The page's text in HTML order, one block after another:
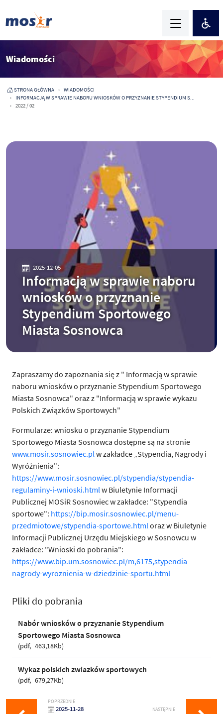
Wiadomości
STRONA GŁÓWNA
WIADOMOŚCI
INFORMACJĄ W SPRAWIE NABORU WNIOSKÓW O PRZYZNANIE STYPENDIUM S...
2022 / 02
2025-12-05
Informacją w sprawie naboru
wniosków o przyznanie
Stypendium Sportowego
Miasta Sosnowca
Zapraszamy do zapoznania się z " Informacją w sprawie
naboru wniosków o przyznanie Stypendium Sportowego
Miasta Sosnowca" oraz z "Informacją w sprawie wykazu
Polskich Związków Sportowych"
Formularze: wniosku o przyznanie Stypendium
Sportowego Miasta Sosnowca dostępne są na stronie
www.mosir.sosnowiec.plw zakładce „Stypendia, Nagrody i
Wyróżnienia":
https://www.mosir.sosnowiec.pl/stypendia/stypendia-
regulaminy-i-wnioski.htmlw Biuletynie Informacji
Publicznej MOSiR Sosnowiec w zakładce: "Stypendia
sportowe": https://bip.mosir.sosnowiec.pl/menu-
przedmiotowe/stypendia-sportowe.htmloraz w Biuletynie
Informacji Publicznej Urzędu Miejskiego w Sosnowcu w
zakładce: "Wnioski do pobrania":
https://www.bip.um.sosnowiec.pl/m,6175,stypendia-
nagrody-wyroznienia-w-dziedzinie-sportu.html
Pliki do pobrania
Nabór wniosków o przyznanie Stypendium
Sportowego Miasta Sosnowca
pdf 463,18Kb
Wykaz polskich zwiazków sportowych
pdf 679,27Kb
POPRZEDNIE
2025-11-28 NASTĘPNIE